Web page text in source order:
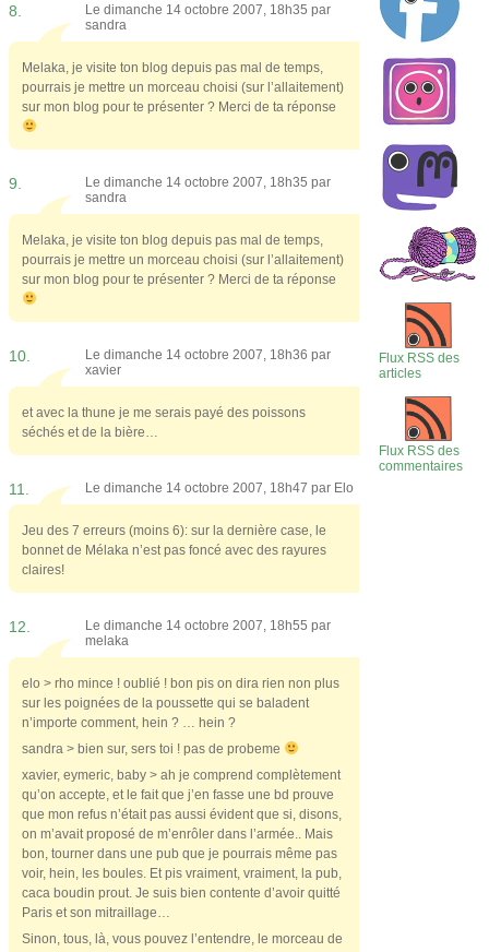
8.
Le dimanche 14 octobre 2007, 18h35 par
sandra
Melaka, je visite ton blog depuis pas mal de temps,
pourrais je mettre un morceau choisi (sur l’allaitement)
sur mon blog pour te présenter ? Merci de ta réponse
9.
Le dimanche 14 octobre 2007, 18h35 par
sandra
Melaka, je visite ton blog depuis pas mal de temps,
pourrais je mettre un morceau choisi (sur l’allaitement)
sur mon blog pour te présenter ? Merci de ta réponse
10.
Le dimanche 14 octobre 2007, 18h36 par
xavier
et avec la thune je me serais payé des poissons
séchés et de la bière…
11. Le dimanche 14 octobre 2007, 18h47 par Elo
Jeu des 7 erreurs (moins 6): sur la dernière case, le
bonnet de Mélaka n’est pas foncé avec des rayures
claires!
12.
Le dimanche 14 octobre 2007, 18h55 par
melaka
elo > rho mince ! oublié ! bon pis on dira rien non plus
sur les poignées de la poussette qui se baladent
n’importe comment, hein ? … hein ?
sandra > bien sur, sers toi ! pas de probeme
xavier, eymeric, baby > ah je comprend complètement
qu’on accepte, et le fait que j’en fasse une bd prouve
que mon refus n’était pas aussi évident que si, disons,
on m’avait proposé de m’enrôler dans l’armée.. Mais
bon, tourner dans une pub que je pourrais même pas
voir, hein, les boules. Et pis vraiment, vraiment, la pub,
caca boudin prout. Je suis bien contente d’avoir quitté
Paris et son mitraillage…
Sinon, tous, là, vous pouvez l’entendre, le morceau de
Flux RSS des
articles
Flux RSS des
commentaires